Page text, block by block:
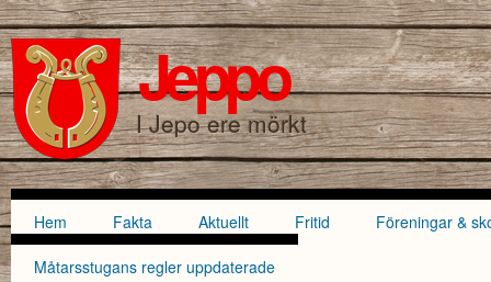
Hoppa till
huvudinnehåll
Skip to
navigation
Jeppo
I Jepo ere mörkt
SÖKFORMULÄR
Huvudmeny
Hem Fakta Aktuellt Fritid Föreningar &
Måtarsstugans regler uppdaterade